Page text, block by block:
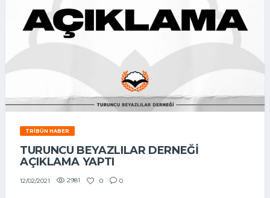
TRIBÜN HABER
TURUNCU BEYAZLILAR DERNEĞİ
AÇIKLAMA YAPTI
12/02/2021 2981 0 0